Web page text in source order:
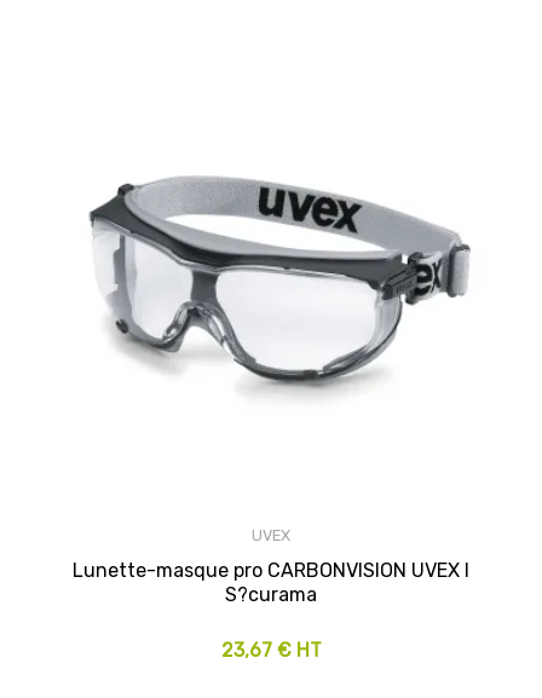
UVEX
Lunette-masque pro CARBONVISION UVEX I
S?curama
23,67 € HT